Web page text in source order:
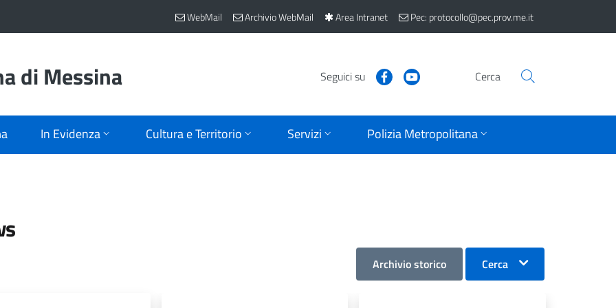
WebMail Archivio WebMail Area Intranet Pec: protocollo@pec.prov.me.it
di Messina Seguici su Cerca
In Evidenza Cultura e Territorio Servizi Polizia Metropolitana
Archivio storico Cerca